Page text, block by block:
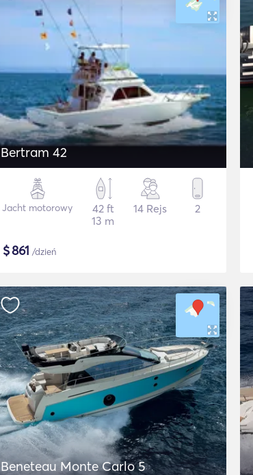
Bertram 42
Jacht motorowy
42 ft
13 m
14 Rejs 2
$861 /dzień
Beneteau Monte Carlo 5